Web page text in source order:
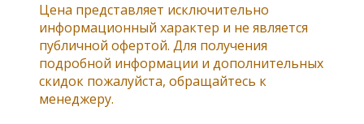
Цена представляет исключительно
информационный характер и не является
публичной офертой. Для получения
подробной информации и дополнительных
скидок пожалуйста, обращайтесь к
менеджеру.